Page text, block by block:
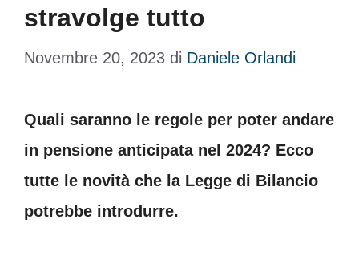
stravolge tutto
Novembre 20, 2023 di Daniele Orlandi
Quali saranno le regole per poter andare
in pensione anticipata nel 2024? Ecco
tutte le novità che la Legge di Bilancio
potrebbe introdurre.